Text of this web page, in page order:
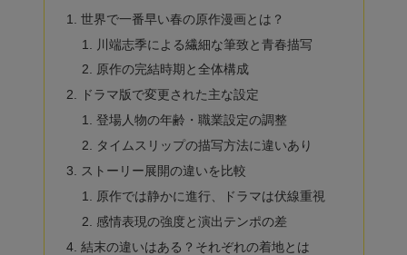
世界で一番早い春の原作漫画とは？
川端志季による繊細な筆致と青春描写
原作の完結時期と全体構成
ドラマ版で変更された主な設定
登場人物の年齢・職業設定の調整
タイムスリップの描写方法に違いあり
ストーリー展開の違いを比較
原作では静かに進行、ドラマは伏線重視
感情表現の強度と演出テンポの差
結末の違いはある？それぞれの着地とは